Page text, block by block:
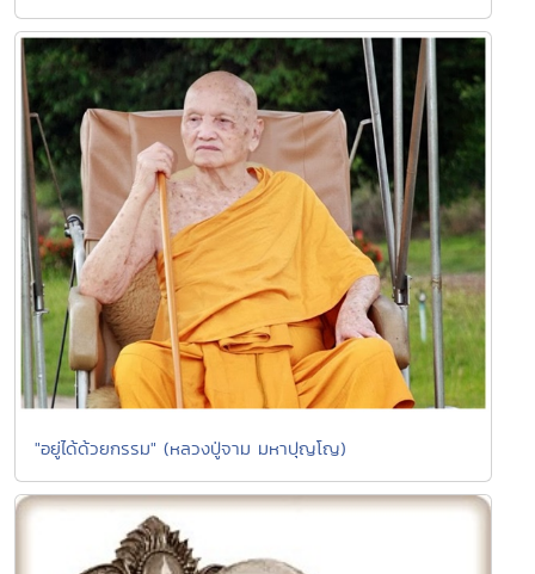
"อยู่ได้ด้วยกรรม" (หลวงปู่จาม มหาปุญโญ)